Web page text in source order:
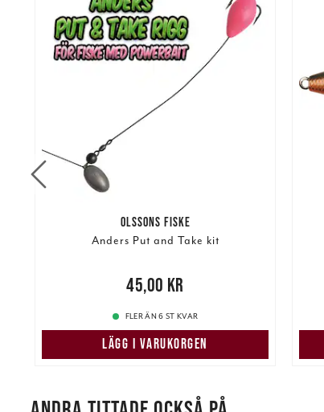
OLSSONS FISKE
Anders Put and Take kit
45,00 kr45,00 kr
FLER ÄN 6 ST KVAR
LÄGG I VARUKORGEN